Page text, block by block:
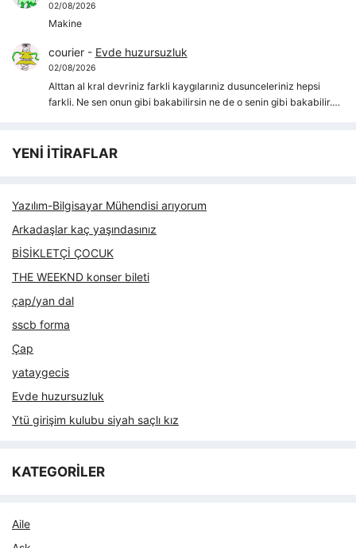
02/08/2026
Makine
courier- Evde huzursuzluk
02/08/2026
Alttan al kral devriniz farkli kaygılarıniz dusunceleriniz hepsi
farkli. Ne sen onun gibi bakabilirsin ne de o senin gibi bakabilir.…
YENİ İTİRAFLAR
Yazılım-Bilgisayar Mühendisi arıyorum
Arkadaşlar kaç yaşındasınız
BİSİKLETÇİ ÇOCUK
THE WEEKND konser bileti
çap/yan dal
sscb forma
Çap
yataygecis
Evde huzursuzluk
Ytü girişim kulubu siyah saçlı kız
KATEGORİLER
Aile